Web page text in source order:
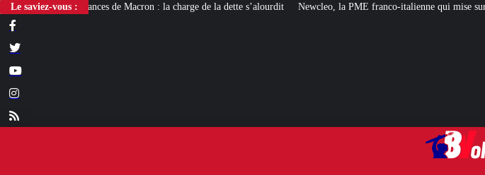
Le saviez-vous :
: la charge de la dette s’alourdit Newcleo, la PME franco-italienne qui mise sur l’avenir du « mini nucléaire »